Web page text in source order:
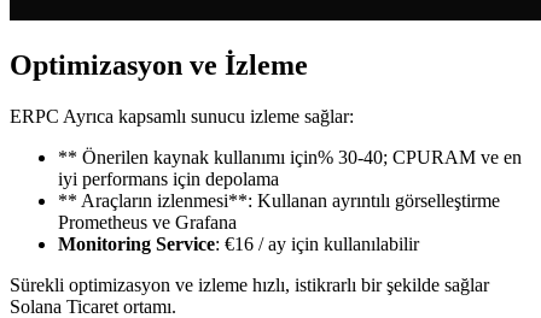
Optimizasyon ve İzleme
ERPC Ayrıca kapsamlı sunucu izleme sağlar:
** Önerilen kaynak kullanımı için% 30-40; CPURAM ve en
iyi performans için depolama
** Araçların izlenmesi**: Kullanan ayrıntılı görselleştirme
Prometheus ve Grafana
Monitoring Service: €16 / ay için kullanılabilir
Sürekli optimizasyon ve izleme hızlı, istikrarlı bir şekilde sağlar
Solana Ticaret ortamı.